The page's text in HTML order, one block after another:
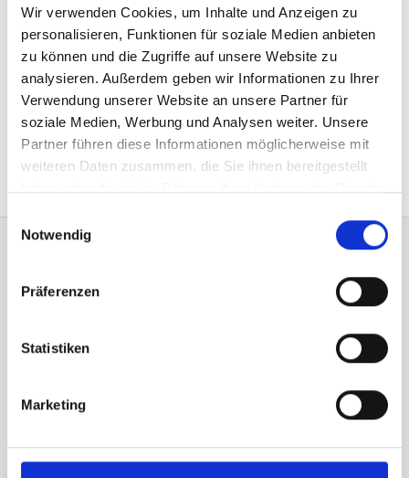
Wir verwenden Cookies, um Inhalte und Anzeigen zu
personalisieren, Funktionen für soziale Medien anbieten
zu können und die Zugriffe auf unsere Website zu
analysieren. Außerdem geben wir Informationen zu Ihrer
Verwendung unserer Website an unsere Partner für
soziale Medien, Werbung und Analysen weiter. Unsere
Partner führen diese Informationen möglicherweise mit
weiteren Daten zusammen, die Sie ihnen bereitgestellt
Einwilligungsauswahl
Notwendig
Präferenzen
Statistiken
Marketing
Kontaktiere uns
Seitenverzeichnis
Reparaturen
Mobile Werkstätten